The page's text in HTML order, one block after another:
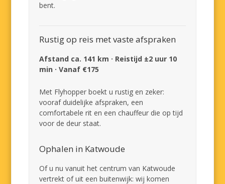
bent.
Rustig op reis met vaste afspraken
Afstand ca. 141 km · Reistijd ±2 uur 10
min · Vanaf €175
Met Flyhopper boekt u rustig en zeker:
vooraf duidelijke afspraken, een
comfortabele rit en een chauffeur die op tijd
voor de deur staat.
Ophalen in Katwoude
Of u nu vanuit het centrum van Katwoude
vertrekt of uit een buitenwijk: wij komen